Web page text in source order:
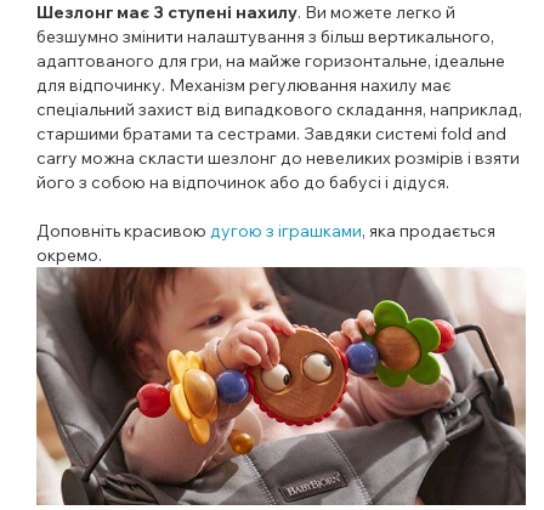
Шезлонг має 3 ступені нахилу. Ви можете легко й
безшумно змінити налаштування з більш вертикального,
адаптованого для гри, на майже горизонтальне, ідеальне
для відпочинку. Механізм регулювання нахилу має
спеціальний захист від випадкового складання, наприклад,
старшими братами та сестрами. Завдяки системі fold and
carry можна скласти шезлонг до невеликих розмірів і взяти
його з собою на відпочинок або до бабусі і дідуся.
Доповніть красивою дугою з іграшками, яка продається
окремо.